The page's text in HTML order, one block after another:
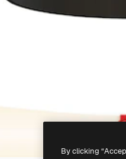
By clicking